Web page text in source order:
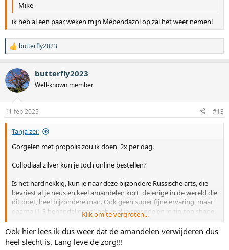
Mike
ik heb al een paar weken mijn Mebendazol op,zal het weer nemen!
W
a
r
d
e
n
g
e
butterfly2023
butterfly2023
Well-known member
11 feb 2025 #13
Tanja zei:
Gorgelen met propolis zou ik doen, 2x per dag.
Collodiaal zilver kun je toch online bestellen?
Is het hardnekkig, kun je naar deze bijzondere Russische arts, die
bevriest al je neus en keel amandelen kort, de enige in de wereld die
dit doet, heel bijzondere man. Ook geen super fijne ervaring, maar
daarna (1-3 behandelingen) heb je al je amandelen in tip-top shape.
https://www.kryopraxis.de/
Oorzaak kan van alles zijn, en heeft zeker met lymfe te maken, die
zitten vol, met rommel/toxines. Net als bij iedereen intussen,
Klik om te vergroten...
Ook hier lees ik dus weer dat de amandelen verwijderen dus
heel slecht is. Lang leve de zorg!!!